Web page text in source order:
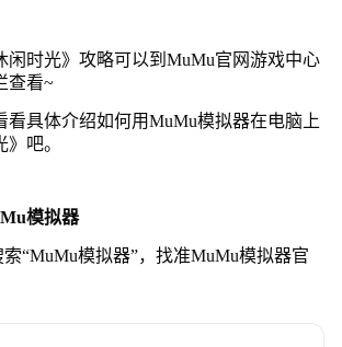
闲时光》攻略可以到MuMu官网游戏中心
查看~
看具体介绍如何用MuMu模拟器在电脑上
吧。
模拟器
“MuMu模拟器”，找准MuMu模拟器官